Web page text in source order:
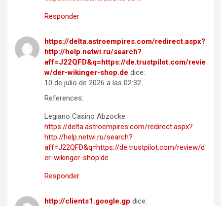
Responder
https://delta.astroempires.com/redirect.aspx?
http://help.netwi.ru/search?
aff=J22QFD&q=https://de.trustpilot.com/revie
w/der-wikinger-shop.de dice:
10 de julio de 2026 a las 02:32
References:
Legiano Casino Abzocke
https://delta.astroempires.com/redirect.aspx?
http://help.netwi.ru/search?
aff=J22QFD&q=https://de.trustpilot.com/review/d
er-wikinger-shop.de
Responder
http://clients1.google.gp dice: